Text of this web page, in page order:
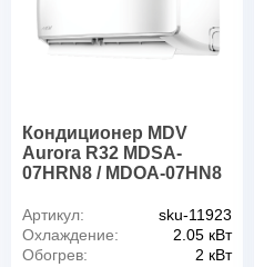
Кондиционер MDV
Aurora R32 MDSA-
07HRN8 / MDOA-07HN8
Артикул:
sku-11923
Охлаждение:
2.05 кВт
Обогрев:
2 кВт